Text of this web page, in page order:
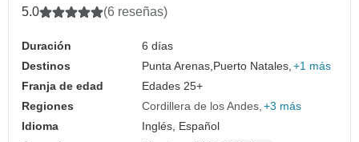
5.0 (6 reseñas)
Duración
6 días
Destinos
Punta Arenas,Puerto Natales, +1 más
Franja de edad
Edades 25+
Regiones
Cordillera de los Andes +3 más
Idioma
Inglés, Español